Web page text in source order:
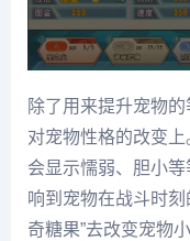
除了用来提升宠物
对宠物性格的改变
会显示懦弱、胆小
响到宠物在战斗时
奇糖果”去改变宠物